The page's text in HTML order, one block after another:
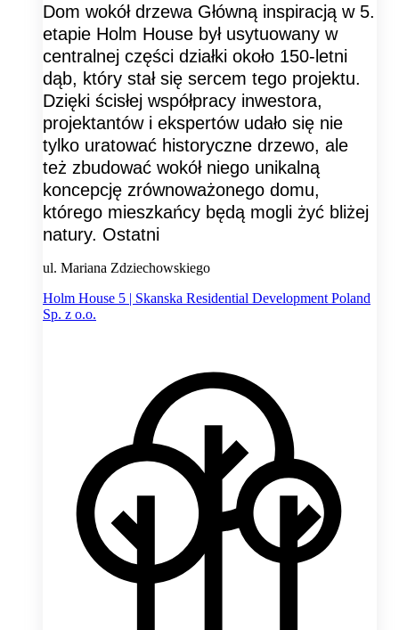
Dom wokół drzewa Główną inspiracją w 5.
etapie Holm House był usytuowany w
centralnej części działki około 150-letni
dąb, który stał się sercem tego projektu.
Dzięki ścisłej współpracy inwestora,
projektantów i ekspertów udało się nie
tylko uratować historyczne drzewo, ale
też zbudować wokół niego unikalną
koncepcję zrównoważonego domu,
którego mieszkańcy będą mogli żyć bliżej
natury. Ostatni
ul. Mariana Zdziechowskiego
Holm House 5 | Skanska Residential Development Poland
Sp. z o.o.